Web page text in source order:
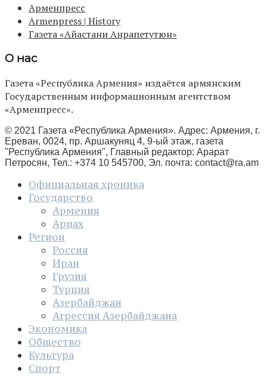
Арменпресс
Armenpress | History
Газета «Айастани Анрапетутюн»
О нас
Газета «Республика Армения» издаётся армянским
Государственным информационным агентством
«Арменпресс».
© 2021 Газета «Республика Армения». Адрес: Армения, г.
Ереван, 0024, пр. Аршакуняц 4, 9-ый этаж, газета
"Республика Армения", Главный редактор: Арарат
Петросян, Тел.: +374 10 545700, Эл. почта: contact@ra.am
Официальная хроника
Государство
Армения
Арцах
Регион
Россия
Иран
Грузия
Турция
Азербайджан
Агрессия Азербайджана
Экономика
Общество
Культура
Спорт